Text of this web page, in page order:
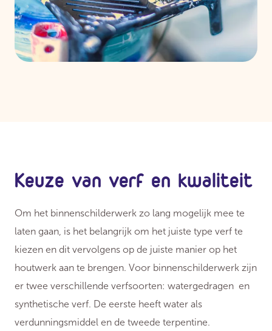
Keuze van verf en kwaliteit
Om het binnenschilderwerk zo lang mogelijk mee te
laten gaan, is het belangrijk om het juiste type verf te
kiezen en dit vervolgens op de juiste manier op het
houtwerk aan te brengen. Voor binnenschilderwerk zijn
er twee verschillende verfsoorten: watergedragen en
synthetische verf. De eerste heeft water als
verdunningsmiddel en de tweede terpentine.